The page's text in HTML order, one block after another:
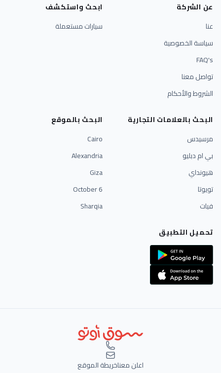
عن الشركة
عنا
سياسة الخصوصية
FAQ's
تواصل معنا
الشروط والأحكام
ابحث واستكشف
سيارات مستعملة
البحث بالعلامات التجارية
مرسيدس
بي ام دبليو
هيونداي
تويوتا
فيات
البحث بالموقع
Cairo
Alexandria
Giza
6 October
Sharqia
تحميل التطبيق
اعلن معناخريطة الموقع